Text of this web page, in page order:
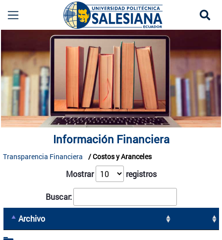
Información Financiera UPS | Transparencia
Información Financiera
Transparencia Financiera Costos y Aranceles
Mostrar registros
Buscar:
Archivo